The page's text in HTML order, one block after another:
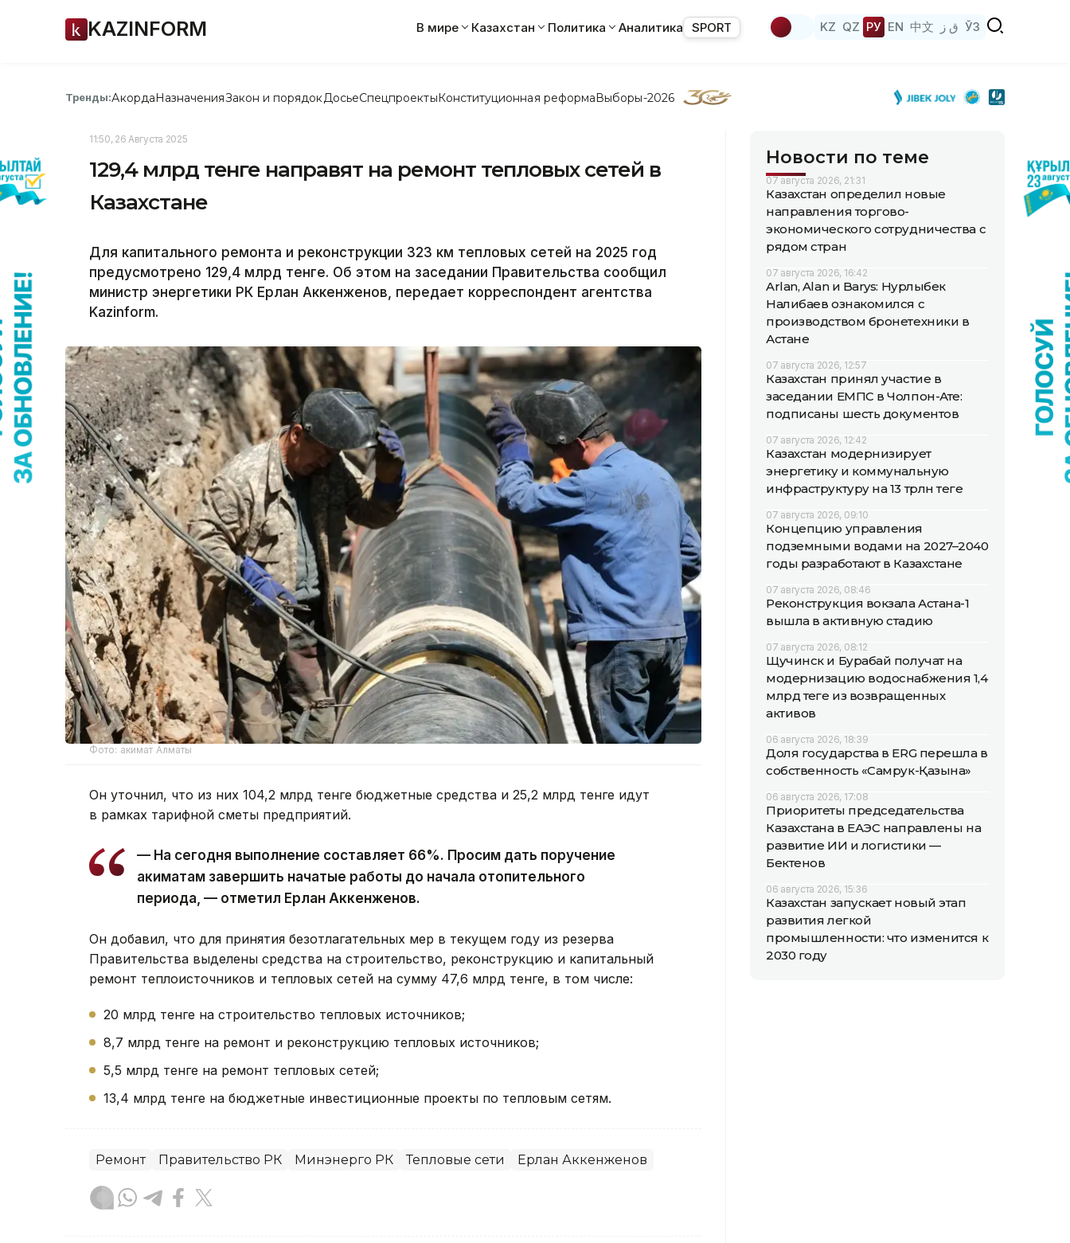
KAZINFORM В мире Казахстан Политика Аналитика SPORT KZ QZ РУ EN 中文 ق ز ЎЗ
Тренды:АкордаНазначенияЗакон и порядок ДосьеСпецпроектыКонституционная реформаВыборы-2026
11:50, 26 Августа 2025
129,4 млрд тенге направят на ремонт тепловых сетей в
Казахстане
Для капитального ремонта и реконструкции 323 км тепловых сетей на 2025 год
предусмотрено 129,4 млрд тенге. Об этом на заседании Правительства сообщил
министр энергетики РК Ерлан Аккенженов, передает корреспондент агентства
Kazinform.
Фото: акимат Алматы
Он уточнил, что из них 104,2 млрд тенге бюджетные средства и 25,2 млрд тенге идут
в рамках тарифной сметы предприятий.
— На сегодня выполнение составляет 66%. Просим дать поручение
акиматам завершить начатые работы до начала отопительного
периода, — отметил Ерлан Аккенженов.
Он добавил, что для принятия безотлагательных мер в текущем году из резерва
Правительства выделены средства на строительство, реконструкцию и капитальный
ремонт теплоисточников и тепловых сетей на сумму 47,6 млрд тенге, в том числе:
20 млрд тенге на строительство тепловых источников;
8,7 млрд тенге на ремонт и реконструкцию тепловых источников;
5,5 млрд тенге на ремонт тепловых сетей;
13,4 млрд тенге на бюджетные инвестиционные проекты по тепловым сетям.
Ремонт Правительство РК Минэнерго РК Тепловые сети Ерлан Аккенженов
Новости по теме
07 августа 2026, 21:31
Казахстан определил новые
направления торгово-
экономического сотрудничества с
рядом стран
07 августа 2026, 16:42
Arlan, Alan и Barys: Нурлыбек
Налибаев ознакомился с
производством бронетехники в
Астане
07 августа 2026, 12:57
Казахстан принял участие в
заседании ЕМПС в Чолпон-Ате:
подписаны шесть документов
07 августа 2026, 12:42
Казахстан модернизирует
энергетику и коммунальную
инфраструктуру на 13 трлн теңге
07 августа 2026, 09:10
Концепцию управления
подземными водами на 2027–2040
годы разработают в Казахстане
07 августа 2026, 08:46
Реконструкция вокзала Астана-1
вышла в активную стадию
07 августа 2026, 08:12
Щучинск и Бурабай получат на
модернизацию водоснабжения 1,4
млрд теңге из возвращенных
активов
06 августа 2026, 18:39
Доля государства в ERG перешла в
собственность «Самрук-Қазына»
06 августа 2026, 17:08
Приоритеты председательства
Казахстана в ЕАЭС направлены на
развитие ИИ и логистики —
Бектенов
06 августа 2026, 15:36
Казахстан запускает новый этап
развития легкой
промышленности: что изменится к
2030 году